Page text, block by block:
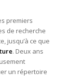
premiers
de recherche
jusqu’à ce que
. Deux ans
un répertoire